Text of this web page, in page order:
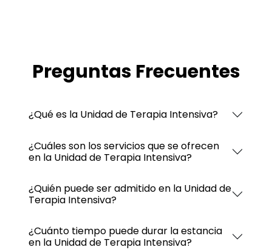
Preguntas Frecuentes
¿Qué es la Unidad de Terapia Intensiva?
¿Cuáles son los servicios que se ofrecen
en la Unidad de Terapia Intensiva?
¿Quién puede ser admitido en la Unidad de
Terapia Intensiva?
¿Cuánto tiempo puede durar la estancia
en la Unidad de Terapia Intensiva?